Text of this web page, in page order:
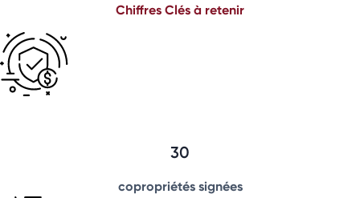
Chiffres Clés à retenir
30
copropriétés signées